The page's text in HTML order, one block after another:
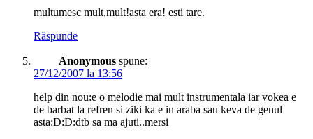
multumesc mult,mult!asta era! esti tare.
Răspunde
Anonymous spune:
27/12/2007 la 13:56
help din nou:e o melodie mai mult instrumentala iar vokea e
de barbat la refren si ziki ka e in araba sau keva de genul
asta:D:D:dtb sa ma ajuti..mersi